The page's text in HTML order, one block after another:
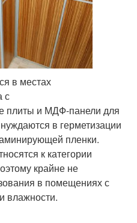
в местах
с
плиты и МДФ-панели для
в герметизации
пленки.
к категории
крайне не
в помещениях с
влажности.